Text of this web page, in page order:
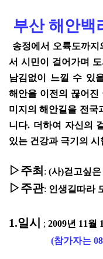
부산 해안백
송정에서 오륙도까
서 시민이 걸어가며
남김없이 느낄 수 있
해안을 이전의 끊어진
미지의 해안길을 전국
니다. 더하여 자신의
있는 건강과 극기의
▷주최 : (사)걷고싶
▷주관: 인생길따라
1.일시 ; 2009년 11월
(참가자는